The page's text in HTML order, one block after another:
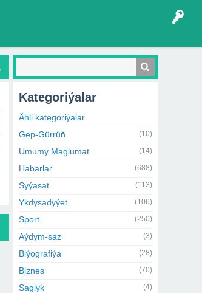
Kategoriýalar
Ähli kategoriýalar
Gep-Gürrüň
(10)
Umumy Maglumat (14)
Habarlar (688)
Syýasat (113)
Ykdysadyýet (106)
Sport (250)
Aýdym-saz (3)
Biýografiýa (28)
Biznes (70)
Saglyk (4)